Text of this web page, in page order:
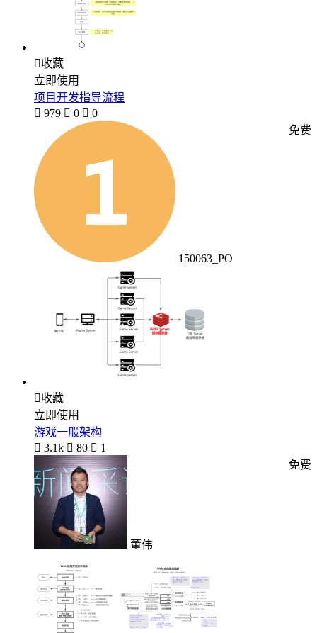
收藏
立即使用
项目开发指导流程
 979  0  0
150063_PO
免费
收藏
立即使用
游戏一般架构
 3.1k  80  1
董伟
免费